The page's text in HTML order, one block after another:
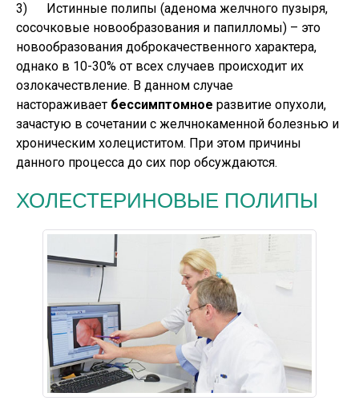
3) Истинные полипы (аденома желчного пузыря,
сосочковые новообразования и папилломы) – это
новообразования доброкачественного характера,
однако в 10-30% от всех случаев происходит их
озлокачествление. В данном случае
настораживает бессимптомное развитие опухоли,
зачастую в сочетании с желчнокаменной болезнью и
хроническим холециститом. При этом причины
данного процесса до сих пор обсуждаются.
ХОЛЕСТЕРИНОВЫЕ ПОЛИПЫ